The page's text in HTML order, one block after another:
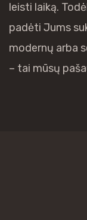
leisti laiką.
padėti Jums
modernų arba
– tai mūsų